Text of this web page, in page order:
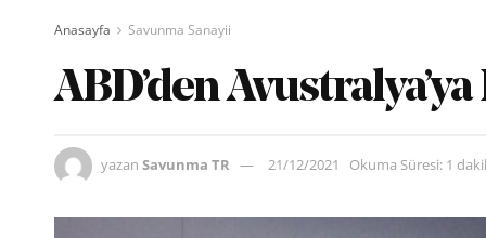
Anasayfa Savunma Sanayii
ABD’den
yazan Savunma TR 21/12/2021 Okuma Süresi: 1